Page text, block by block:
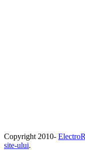
Copyright 2010-
site-ului.